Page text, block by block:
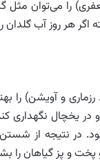
را می‌توان مثل
اگر هر روز آب
رزماری و
در یخچال نگهداری
در نتیجه از شستن
پخت و پز گیاهان را